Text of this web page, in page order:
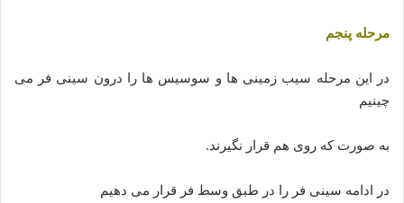
مرحله پنجم
در این مرحله سیب زمینی ها و سوسیس ها را درون سینی فر می
چینیم
به صورت که روی هم قرار نگیرند.
در ادامه سینی فر را در طبق وسط فر قرار می دهیم